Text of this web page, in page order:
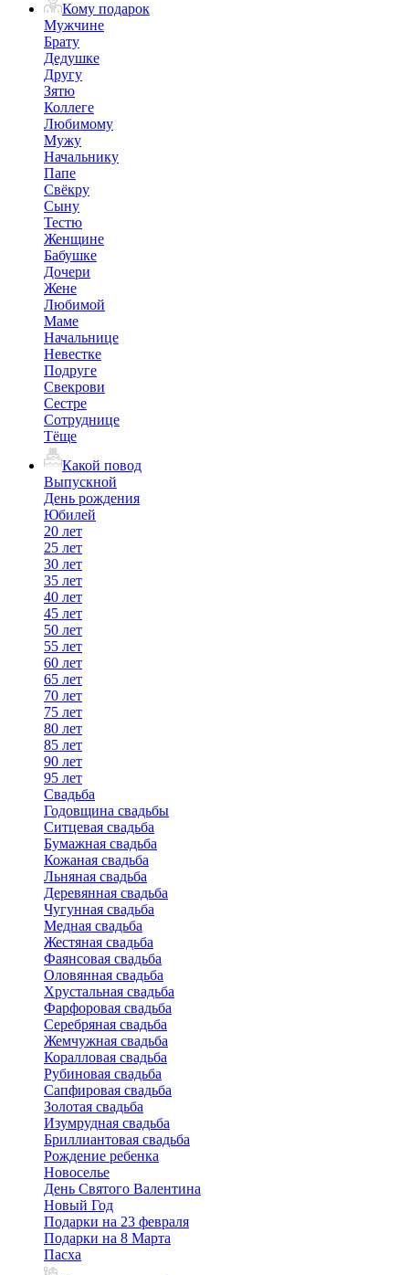
Кому подарок
Мужчине
Брату
Дедушке
Другу
Зятю
Коллеге
Любимому
Мужу
Начальнику
Папе
Свёкру
Сыну
Тестю
Женщине
Бабушке
Дочери
Жене
Любимой
Маме
Начальнице
Невестке
Подруге
Свекрови
Сестре
Сотруднице
Тёще
Какой повод
Выпускной
День рождения
Юбилей
20 лет
25 лет
30 лет
35 лет
40 лет
45 лет
50 лет
55 лет
60 лет
65 лет
70 лет
75 лет
80 лет
85 лет
90 лет
95 лет
Свадьба
Годовщина свадьбы
Ситцевая свадьба
Бумажная свадьба
Кожаная свадьба
Льняная свадьба
Деревянная свадьба
Чугунная свадьба
Медная свадьба
Жестяная свадьба
Фаянсовая свадьба
Оловянная свадьба
Хрустальная свадьба
Фарфоровая свадьба
Серебряная свадьба
Жемчужная свадьба
Коралловая свадьба
Рубиновая свадьба
Сапфировая свадьба
Золотая свадьба
Изумрудная свадьба
Бриллиантовая свадьба
Рождение ребенка
Новоселье
День Святого Валентина
Новый Год
Подарки на 23 февраля
Подарки на 8 Марта
Пасха